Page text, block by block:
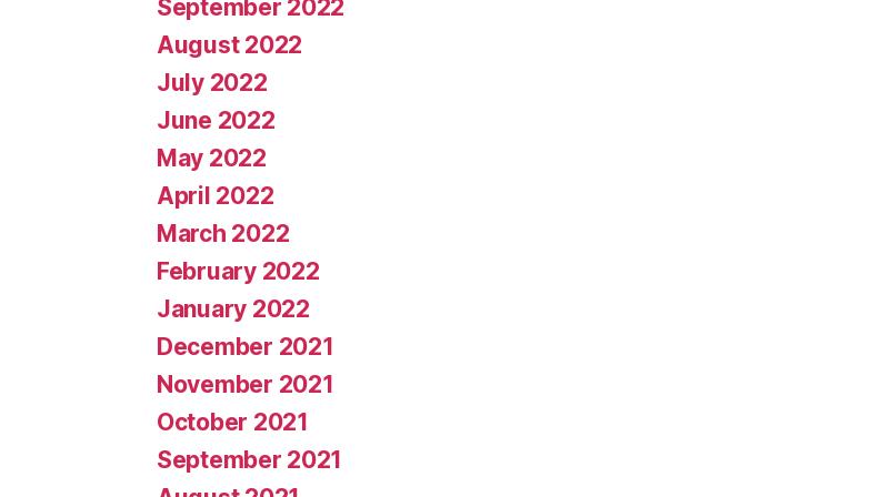
September 2022
August 2022
July 2022
June 2022
May 2022
April 2022
March 2022
February 2022
January 2022
December 2021
November 2021
October 2021
September 2021